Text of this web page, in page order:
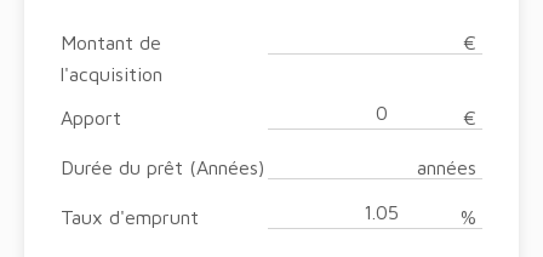
Montant de
l'acquisition
€
Apport €
Durée du prêt (Années) années
Taux d'emprunt %